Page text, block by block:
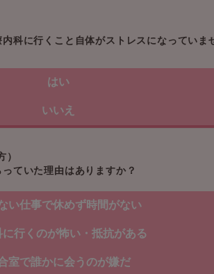
科に行くこと自体がストレスになっていま
はい
いいえ
）
ていた理由はありますか？
い仕事で休めず時間がない
に行くのが怖い・抵抗がある
室で誰かに会うのが嫌だ